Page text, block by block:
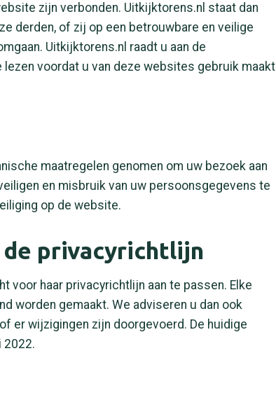
zijn verbonden. Uitkijktorens.nl staat dan
derden, of zij op een betrouwbare en veilige
Uitkijktorens.nl raadt u aan de
voordat u van deze websites gebruik maakt
maatregelen genomen om uw bezoek aan
en misbruik van uw persoonsgegevens te
op de website.
de privacyrichtlijn
voor haar privacyrichtlijn aan te passen. Elke
worden gemaakt. We adviseren u dan ook
er wijzigingen zijn doorgevoerd. De huidige
2022.